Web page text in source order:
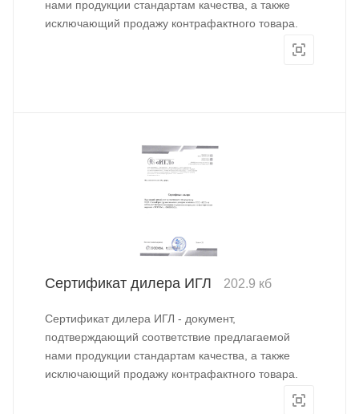
нами продукции стандартам качества, а также
исключающий продажу контрафактного товара.
Сертификат дилера ИГЛ 202.9 кб
Сертификат дилера ИГЛ - документ,
подтверждающий соответствие предлагаемой
нами продукции стандартам качества, а также
исключающий продажу контрафактного товара.